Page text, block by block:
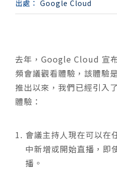
出處： Google Cloud
去年，Google Cloud 宣
頻會議觀看體驗，該體驗
推出以來，我們已經引入
體驗：
會議主持人現在可以在
中新增或開始直播，即
播。